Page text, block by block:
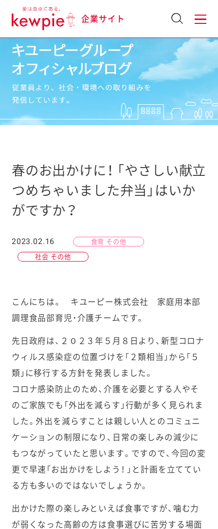
企業サイト
春のお出かけに！ 「やさしい献立
つめちゃいました弁当」はいか
がですか？
2023.02.16 食育 その他
社会 その他
こんにちは。 キユーピー株式会社 家庭用本部
調理食品部育児･介護チームです。
先日政府は、２０２３年５月８日より、新型コロナ
ウィルス感染症の位置づけを「２類相当」から「５
類」に移行する方針を発表しました。
コロナ感染防止のため、介護を必要とする人やそ
のご家族でも「外出を減らす」行動が多く見られま
した。外出を減らすことは親しい人とのコミュニ
ケーションの制限になり、日常の楽しみの減少に
もつながっていたと思います。ですので、今回の変
更で早速「お出かけをしよう！ 」と計画を立ててい
る方も多いのではないでしょうか。
出かけた際の楽しみといえば食事ですが、噛む力
が弱くなった高齢の方は食事選びに苦労する場面